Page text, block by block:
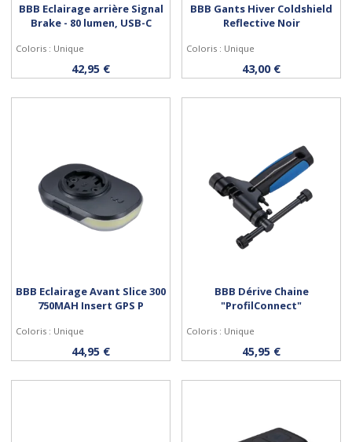
Acheter
BBB Eclairage arrière Signal
Brake - 80 lumen, USB-C
Coloris : Unique
42,95 € Personnaliser
BBB Gants Hiver Coldshield
Reflective Noir
Coloris : Unique
43,00 €
Acheter
BBB Eclairage Avant Slice 300
750MAH Insert GPS P
Coloris : Unique
44,95 € Acheter
BBB Dérive Chaine
"ProfilConnect"
Coloris : Unique
45,95 €